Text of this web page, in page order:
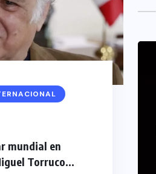
mundial en
Torruco...